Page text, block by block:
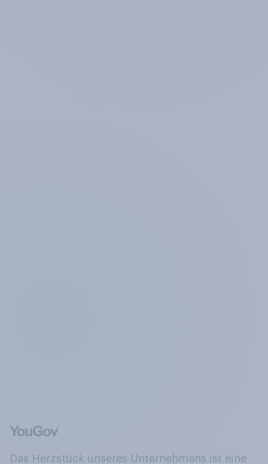
Das Herzstück unseres Unternehmens ist eine